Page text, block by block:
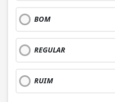
BOM
REGULAR
RUIM